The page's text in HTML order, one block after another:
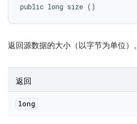
public long size ()
返回源数据的大小（以字节为单位）。
返回
long